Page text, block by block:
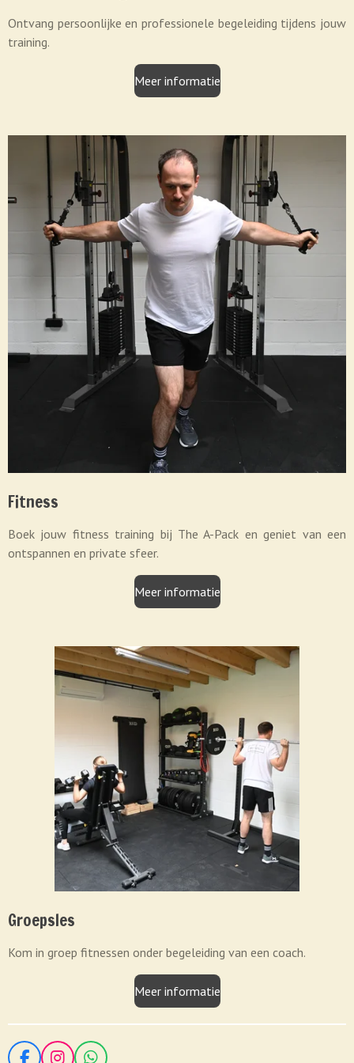
Ontvang persoonlijke en professionele begeleiding tijdens jouw
training.
Meer informatie
Fitness
Boek jouw fitness training bij The A-Pack en geniet van een
ontspannen en private sfeer.
Meer informatie
Groepsles
Kom in groep fitnessen onder begeleiding van een coach.
Meer informatie